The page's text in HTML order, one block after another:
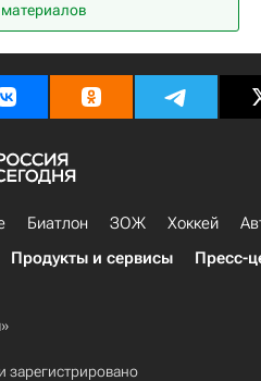
Арас Озбилиз
Биатлон ЗОЖ Хоккей
Продукты и сервисы Пресс-
зарегистрировано